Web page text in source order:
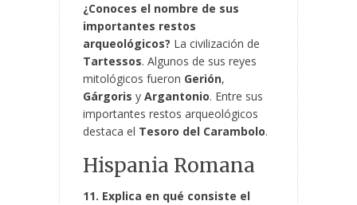
¿Conoces el nombre de sus
importantes restos
arqueológicos? La civilización de
Tartessos. Algunos de sus reyes
mitológicos fueron Gerión,
Gárgoris y Argantonio. Entre sus
importantes restos arqueológicos
destaca el Tesoro del Carambolo.
Hispania Romana
11. Explica en qué consiste el